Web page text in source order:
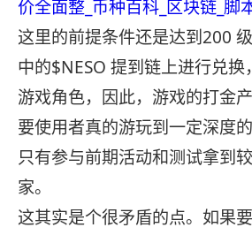
价全面整_币种百科_区块链_脚
这里的前提条件还是达到200
中的$NESO 提到链上进行兑
游戏角色，因此，游戏的打金
要使用者真的游玩到一定深度
只有参与前期活动和测试拿到
家。
这其实是个很矛盾的点。如果